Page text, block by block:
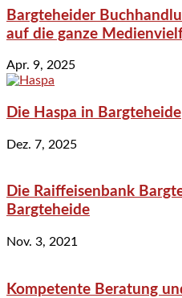
Bargteheider
auf die ganze
Apr. 9, 2025
Die Haspa in Bargteheide
Dez. 7, 2025
Die Raiffeisenbank
Bargteheide
Nov. 3, 2021
Kompetente Beratung